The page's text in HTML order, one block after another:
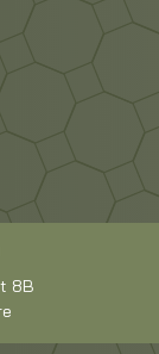
8B